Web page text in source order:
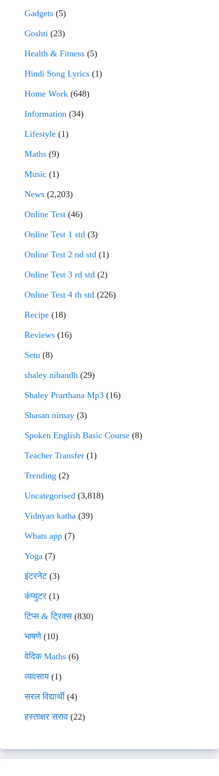
Gadgets (5)
Goshti (23)
Health & Fitness (5)
Hindi Song Lyrics (1)
Home Work (648)
Information (34)
Lifestyle (1)
Maths (9)
Music (1)
News (2,203)
Online Test (46)
Online Test 1 std (3)
Online Test 2 nd std (1)
Online Test 3 rd std (2)
Online Test 4 th std (226)
Recipe (18)
Reviews (16)
Setu (8)
shaley nibandh (29)
Shaley Prarthana Mp3 (16)
Shasan nirnay (3)
Spoken English Basic Course (8)
Teacher Transfer (1)
Trending (2)
Uncategorised (3,818)
Vidnyan katha (39)
Whats app (7)
Yoga (7)
इंटरनेट(3)
कंप्युटर (1)
टिप्स & ट्रिक्स(830)
भाषणे(10)
वेदिक Maths (6)
व्यवसाय(1)
सरल विद्यार्थी(4)
हस्ताक्षर सराव (22)